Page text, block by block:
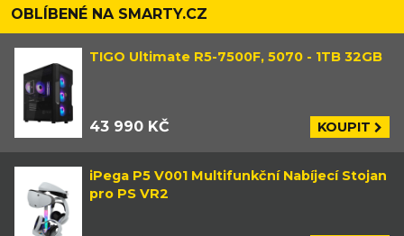
OBLÍBENÉ NA SMARTY.CZ
TIGO Ultimate R5-7500F, 5070 - 1TB 32GB
43 990 KČ KOUPIT
iPega P5 V001 Multifunkční Nabíjecí Stojan
pro PS VR2